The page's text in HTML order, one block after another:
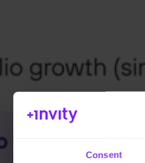
Consent